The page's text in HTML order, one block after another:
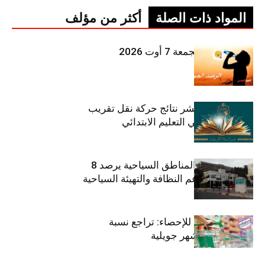
المواد ذات الصلة أكثر من مؤلف
طقس اليوم الجمعة 7 أوت 2026
وزارة التربية تنشر نتائج حركة نقل تقريب
الأزواج لمدرّسي التعليم الابتدائي
صندوق حماية المناطق السياحية يرصد 8
مليون دينار لدعم النظافة والتهيئة السياحية
المعهد الوطني للإحصاء: تراجع نسبة
التضخم خلال شهر جويلية